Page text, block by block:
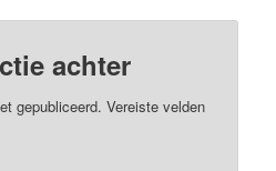
achter
gepubliceerd. Vereiste velden